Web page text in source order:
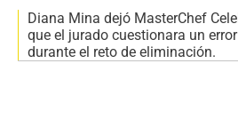
Diana Mina dejó MasterChef
que el jurado cuestionara un
durante el reto de eliminación.